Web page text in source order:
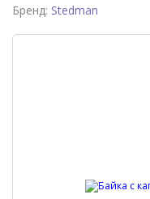
Бренд: Stedman